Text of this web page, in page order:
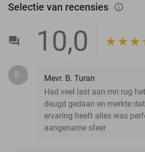
Selectie van recensies info_outlined
10,0
B.
Mevr. B. Turan
Had veel last aan mn rug
deugd gedaan en merkte
ervaring heeft alles was
aangename sfeer